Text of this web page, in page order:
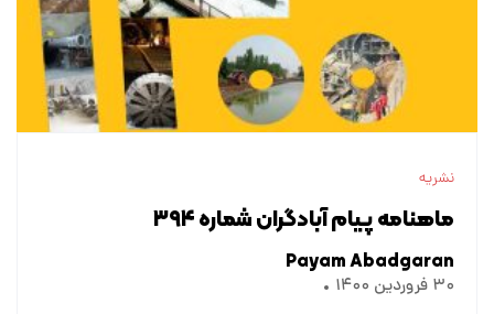
نشریه
ماهنامه پیام آبادگران شماره ۳۹۴
Payam Abadgaran
۳۰ فروردین ۱۴۰۰